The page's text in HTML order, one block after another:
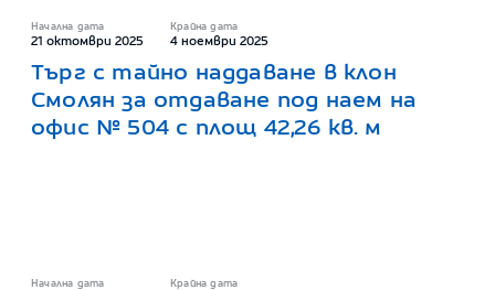
Начална дата
21 октомври 2025
Крайна дата
4 ноември 2025
Търг с тайно наддаване в клон
Смолян за отдаване под наем на
офис № 504 с площ 42,26 кв. м
Начална дата Крайна дата